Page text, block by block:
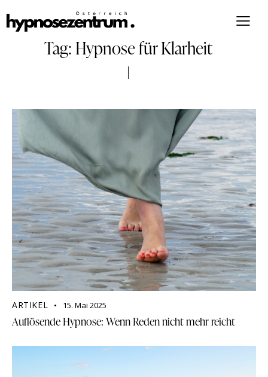
Tag: Hypnose für Klarheit
ARTIKEL 15. Mai 2025
Auflösende Hypnose: Wenn Reden nicht mehr reicht